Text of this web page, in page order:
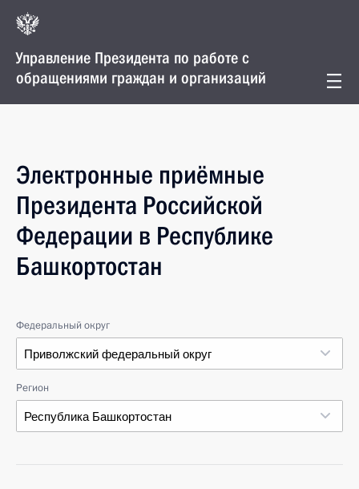
Управление Президента по работе с
обращениями граждан и организаций
Электронные приёмные
Президента Российской
Федерации в Республике
Башкортостан
Федеральный округ
Приволжский федеральный округ
Регион
Республика Башкортостан